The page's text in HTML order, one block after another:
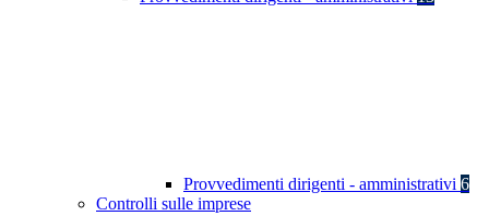
Provvedimenti dirigenti - amministrativi 6
Controlli sulle imprese